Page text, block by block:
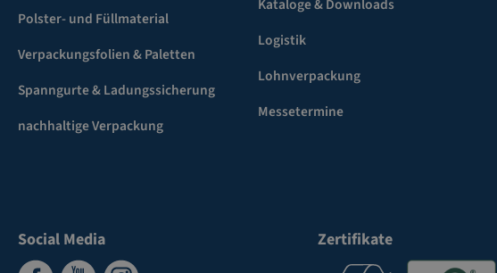
Polster- und Füllmaterial
Verpackungsfolien & Paletten
Spanngurte & Ladungssicherung
nachhaltige Verpackung
Kataloge & Downloads
Logistik
Lohnverpackung
Messetermine
Social Media Zertifikate